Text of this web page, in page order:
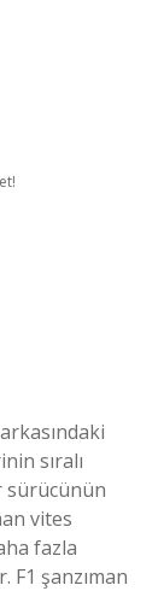
sıralı
sürücünün
vites
fazla
F1 şanzıman